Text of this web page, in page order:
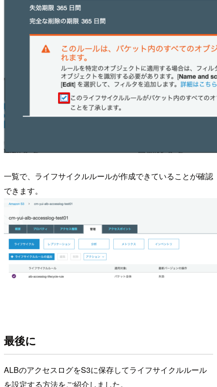
一覧で、ライフサイクルルールが作成できていることが確認
できます。
最後に
ALBのアクセスログをS3に保存してライフサイクルルール
を設定する方法をご紹介しました。